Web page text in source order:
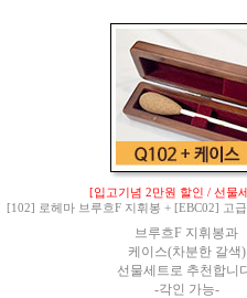
[입고기념 2만원 할인 / 선물
[102] 로헤마 브루흐F 지휘봉 + [EBC02] 고
브루흐F 지휘봉과
케이스(차분한 갈색)
선물세트로 추천합니
-각인 가능-